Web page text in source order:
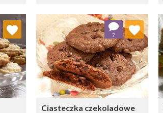
listę:
Ciasteczka czekoladowe
7
Dodaj do ulubionych
Wybierz listę: